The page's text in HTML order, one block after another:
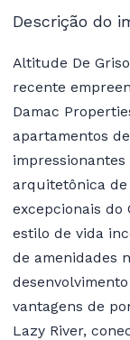
Descrição do
Altitude De
recente
Damac
apartamentos
arquitetônica
excepcionais do
estilo de vida
de amenidades
vantagens de
Lazy River,